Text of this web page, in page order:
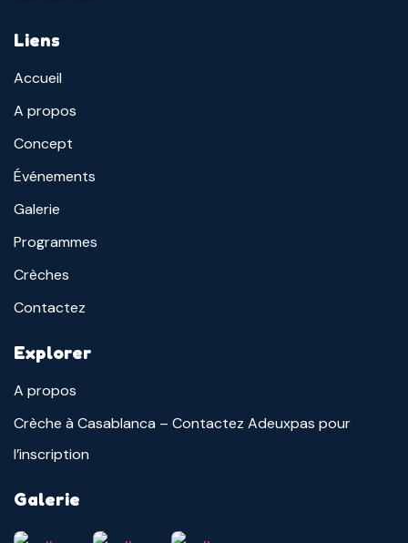
Liens
Accueil
A propos
Concept
Événements
Galerie
Programmes
Crèches
Contactez
Explorer
A propos
Crèche à Casablanca – Contactez Adeuxpas pour
l’inscription
Galerie